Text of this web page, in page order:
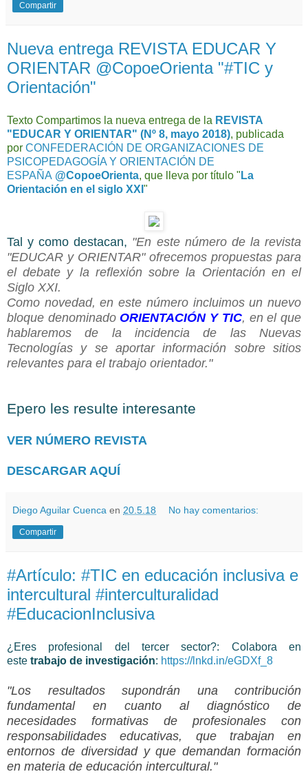
Compartir
Nueva entrega REVISTA EDUCAR Y
ORIENTAR @CopoeOrienta "#TIC y
Orientación"
Texto Compartimos la nueva entrega de la REVISTA
"EDUCAR Y ORIENTAR" (Nº 8, mayo 2018), publicada
por CONFEDERACIÓN DE ORGANIZACIONES DE
PSICOPEDAGOGÍA Y ORIENTACIÓN DE
ESPAÑA @CopoeOrienta, que lleva por título " La
Orientación en el siglo XXI "
Tal y como destacan, "En este número de la revista
"EDUCAR y ORIENTAR" ofrecemos propuestas para
el debate y la reflexión sobre la Orientación en el
Siglo XXI.
Como novedad, en este número incluimos un nuevo
bloque denominado ORIENTACIÓN Y TIC, en el que
hablaremos de la incidencia de las Nuevas
Tecnologías y se aportar información sobre sitios
relevantes para el trabajo orientador."
Epero les resulte interesante
VER NÚMERO REVISTA
DESCARGAR AQUÍ
Diego Aguilar Cuenca en 20.5.18 No hay comentarios:
Compartir
#Artículo: #TIC en educación inclusiva e
intercultural #interculturalidad
#EducacionInclusiva
¿Eres profesional del tercer sector?: Colabora en
este trabajo de investigación: https://lnkd.in/eGDXf_8
"Los resultados supondrán una contribución
fundamental en cuanto al diagnóstico de
necesidades formativas de profesionales con
responsabilidades educativas, que trabajan en
entornos de diversidad y que demandan formación
en materia de educación intercultural."